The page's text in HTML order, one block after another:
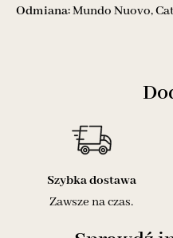
Odmiana:Mundo Nuovo,
Szybka dostawa
Zawsze na czas.